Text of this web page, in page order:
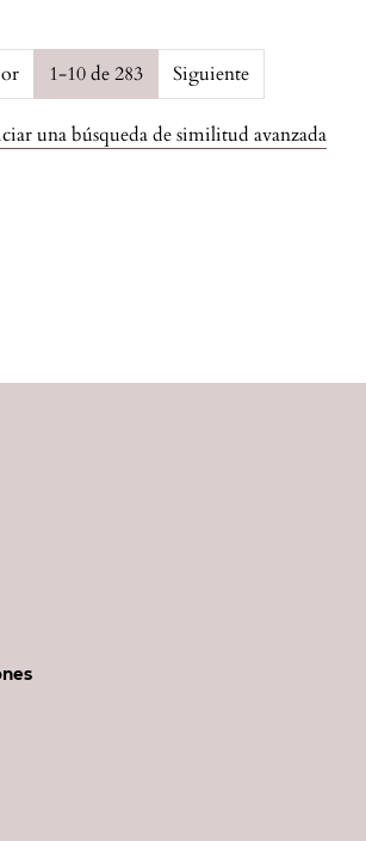
of {$pagesCount}
1-10 de 283 Siguiente
una búsqueda de similitud avanzada